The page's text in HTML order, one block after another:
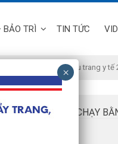
TRÌ TIN TỨC
/ Máy làm khẩu trang y
Y TẾ 2019 CHẠY